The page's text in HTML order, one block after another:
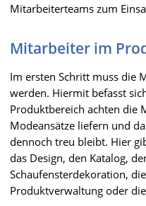
Mitarbeiterteams zum
Mitarbeiter im
Im ersten Schritt muss die
werden. Hiermit befasst
Produktbereich achten die
Modeansätze liefern und
dennoch treu bleibt. Hier
das Design, den Katalog,
Schaufensterdekoration,
Produktverwaltung oder